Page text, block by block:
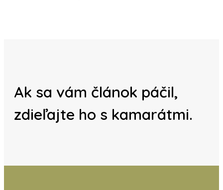
Ak sa vám článok páčil,
zdieľajte ho s kamarátmi.